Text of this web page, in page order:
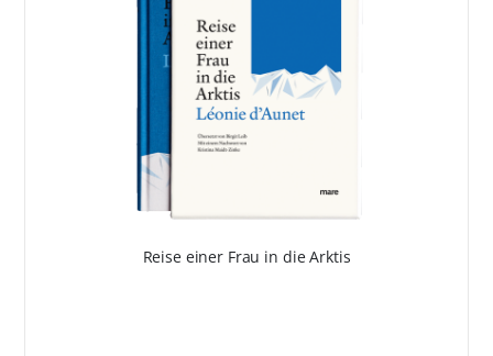
Reise einer Frau in die Arktis